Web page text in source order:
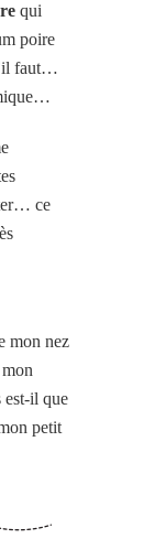
qui
poire
faut…
ce
mon nez
il que
petit